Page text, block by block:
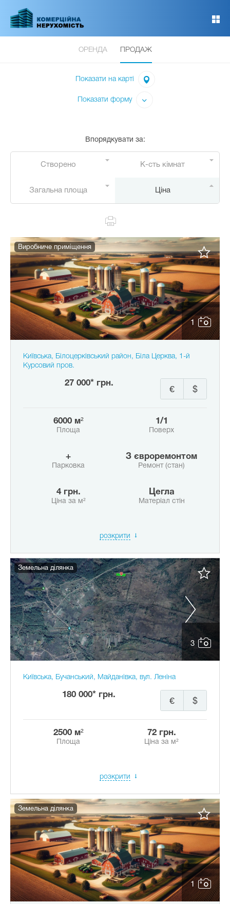
основного
ОРЕНДА ПРОДАЖ
Показати на карті
Показати форму
Впорядкувати за:
Створено К-сть кімнат
Загальна площа Ціна
1
Виробниче приміщення
Київська, Білоцерківський район, Біла Церква, 1-й
Курсовий пров.
27 000* грн.
$
€
6000 м²
Площа
1/1
Поверх
+
Парковка
з євроремонтом
Ремонт (стан)
4 грн.
Ціна за м²
Цегла
Матеріал стін
розкрити
3
Земельна ділянка
Київська, Бучанський, Майданівка, вул. Леніна
180 000* грн.
$
€
2500 м²
Площа
72 грн.
Ціна за м²
розкрити
1
Земельна ділянка